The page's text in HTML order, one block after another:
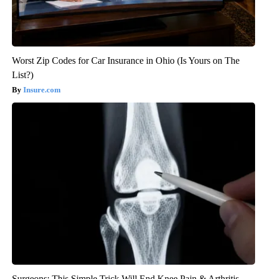
Worst Zip Codes for Car Insurance in Ohio (Is Yours on The
List?)
Insure.com